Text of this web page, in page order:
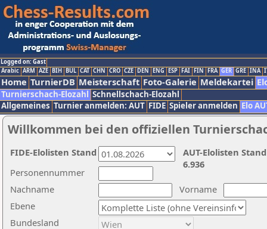
Logged on: Gast
Arabic ARM AZE BIH BUL CAT CHN CRO CZE DEN ENG ESP FAI FIN FRA GER GRE INA
Home TurnierDB Meisterschaft Foto-Galerie Meldekartei
Turnierschach-Elozahl Schnellschach-Elozahl
Allgemeines Turnier anmelden: AUT FIDE Spieler anmelden Elo
Willkommen bei den offiziellen
Nachname
Vorname
Ebene
Personennummer
Bundesland
AUT-Elolisten
6.936
FIDE-Elolisten Stand